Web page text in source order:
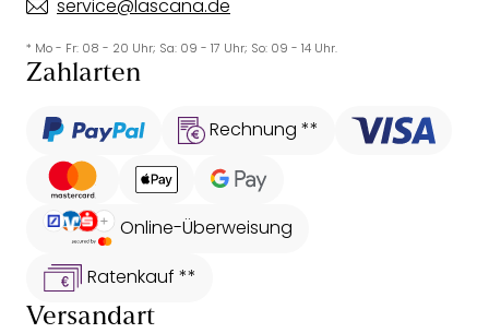
service@lascana.de
* Mo - Fr: 08 - 20 Uhr; Sa: 09 - 17 Uhr; So: 09 - 14 Uhr.
Zahlarten
Rechnung **
Online-Überweisung
Ratenkauf **
Versandart